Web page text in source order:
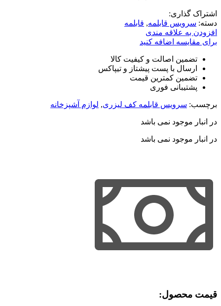
اشتراک گذاری:
دسته: سرویس قابلمه, قابلمه
افزودن به علاقه مندی
برای مقایسه اضافه کنید
تضمین اصالت و کیفیت کالا
ارسال با پست پیشتاز و تیپاکس
تضمین کمترین قیمت
پشتیبانی فوری
برچسب: سرویس قابلمه کف لیزری, لوازم آشپزخانه
در انبار موجود نمی باشد
در انبار موجود نمی باشد
قیمت محصول:​